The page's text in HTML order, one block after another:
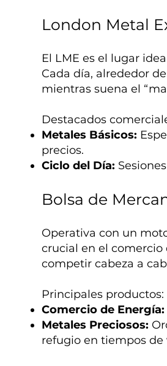
London Metal
El LME es el lugar
Cada día, alrededor
mientras suena el
Destacados
Metales Básicos:
precios.
Ciclo del Día:
Bolsa de
Operativa con un
crucial en el comercio
competir cabeza a
Principales productos:
Comercio de Energía:
Metales Preciosos:
refugio en tiempos de